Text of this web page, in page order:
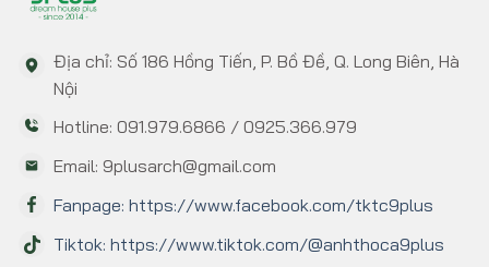
Địa chỉ: Số 186 Hồng Tiến, P. Bồ Đề, Q. Long Biên, Hà
Nội
Hotline: 091.979.6866 / 0925.366.979
Email: 9plusarch@gmail.com
Fanpage: https://www.facebook.com/tktc9plus
Tiktok: https://www.tiktok.com/@anhthoca9plus